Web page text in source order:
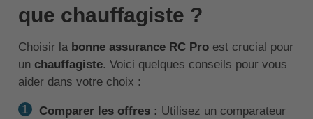
que chauffagiste ?
Choisir la bonne assurance RC Proest crucial pour
un chauffagiste. Voici quelques conseils pour vous
aider dans votre choix :
Comparer les offres : Utilisez un comparateur